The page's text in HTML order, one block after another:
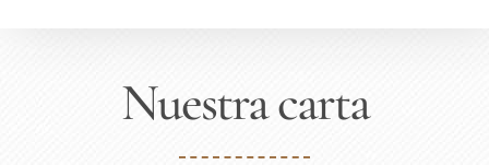
LOS MENÚS
CATERING
Nuestra carta